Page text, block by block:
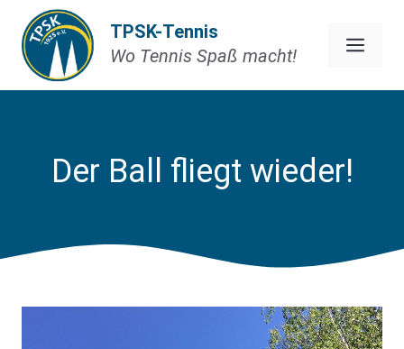
Inhalt
springen
TPSK-Tennis
Wo Tennis Spaß macht!
Der Ball fliegt wieder!